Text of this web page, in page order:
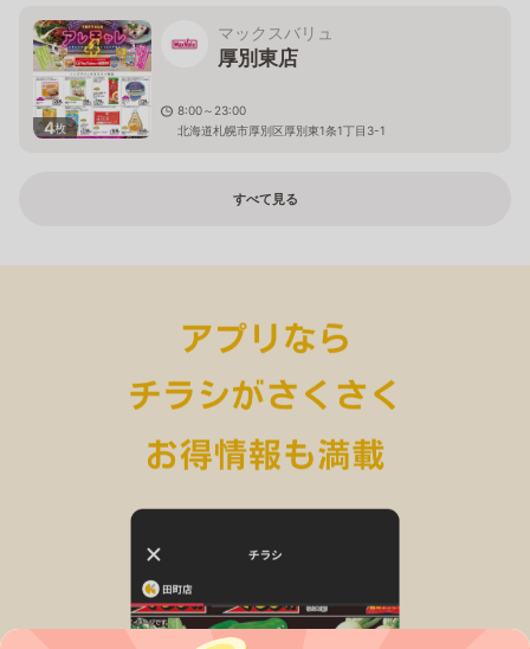
4枚
マックスバリュ
厚別東店
8:00～23:00
北海道札幌市厚別区厚別東1条1丁目3-1
すべて見る